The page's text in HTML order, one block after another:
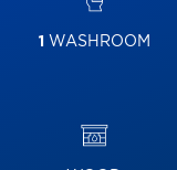
1 WASHROOM